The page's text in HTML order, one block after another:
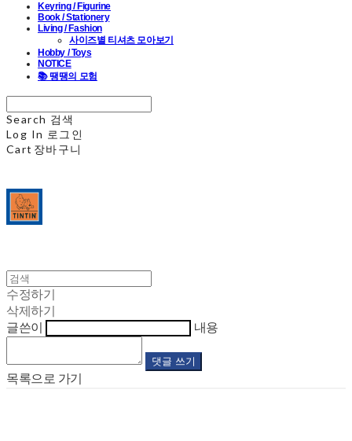
Keyring / Figurine
Book / Stationery
Living / Fashion
사이즈별 티셔츠 모아보기
Hobby / Toys
NOTICE
📚 땡땡의 모험
Search 검색
Log In 로그인
Cart 장바구니
수정하기
삭제하기
글쓴이
내용
댓글 쓰기
목록으로 가기